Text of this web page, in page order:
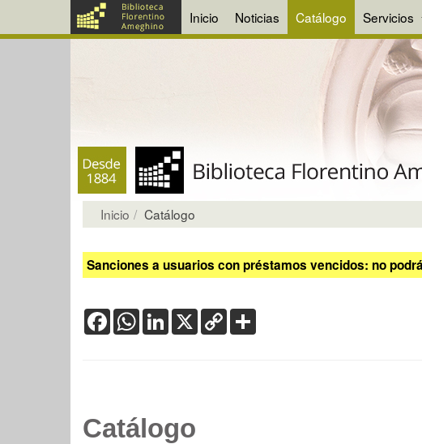
Inicio Noticias Catálogo Servicios
Inicio Catálogo
Sanciones a usuarios con préstamos vencidos: no
FacebookWhatsApp
LinkedIn
X Copy
Link
Catálogo